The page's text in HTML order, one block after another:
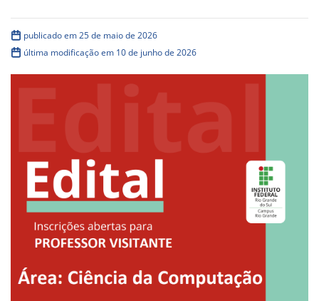
publicado em 25 de maio de 2026
última modificação em 10 de junho de 2026